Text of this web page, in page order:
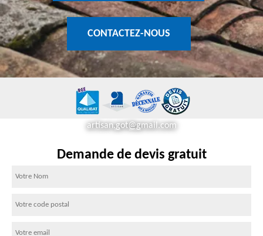
CONTACTEZ-NOUS
artisan.got@gmail.com
Demande de devis gratuit